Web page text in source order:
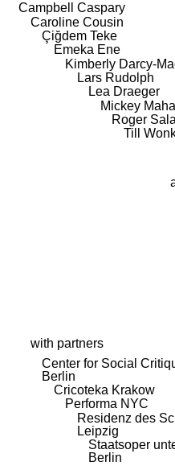
Campbell Caspary
Caroline Cousin
Çiğdem Teke
Emeka Ene
Kimberly Darcy-
Lars Rudolph
Lea Draeger
Mickey
Roger
Till
with partners
Center for Social
Berlin
Cricoteka Krakow
Performa NYC
Residenz des
Leipzig
Staatsoper
Berlin